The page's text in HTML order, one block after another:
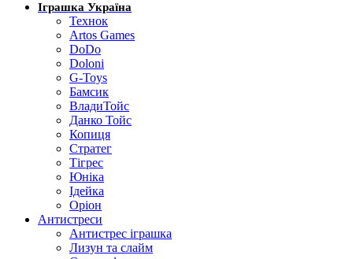
Іграшка Україна
Технок
Artos Games
DoDo
Doloni
G-Toys
Бамсик
ВладиТойс
Данко Тойс
Копиця
Стратег
Тігрес
Юніка
Ідейка
Оріон
Антистреси
Антистрес іграшка
Лизун та слайм